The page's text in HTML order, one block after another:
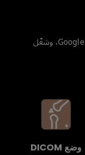
تحكم في الشرائح، فعّل Google Gemini، وشغّل
وضع DICOM